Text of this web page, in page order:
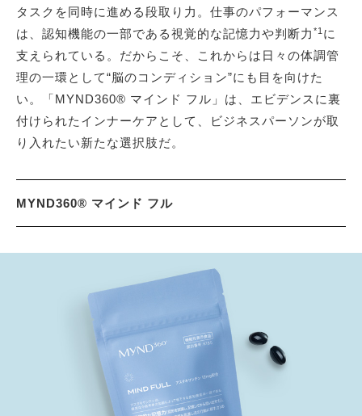
タスクを同時に進める段取り力。仕事のパフォーマンス
は、認知機能の一部である視覚的な記憶力や判断力 *1 に
支えられている。だからこそ、これからは日々の体調管
理の一環として“脳のコンディション”にも目を向けた
い。「MYND360® マインド フル」は、エビデンスに裏
付けられたインナーケアとして、ビジネスパーソンが取
り入れたい新たな選択肢だ。
MYND360® マインド フル